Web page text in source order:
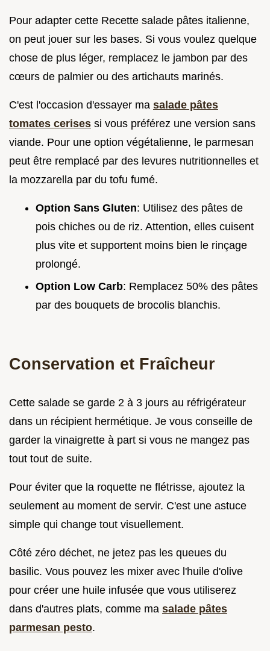
Pour adapter cette Recette salade pâtes italienne,
on peut jouer sur les bases. Si vous voulez quelque
chose de plus léger, remplacez le jambon par des
cœurs de palmier ou des artichauts marinés.
C'est l'occasion d'essayer ma salade pâtes
tomates cerises si vous préférez une version sans
viande. Pour une option végétalienne, le parmesan
peut être remplacé par des levures nutritionnelles et
la mozzarella par du tofu fumé.
Option Sans Gluten: Utilisez des pâtes de
pois chiches ou de riz. Attention, elles cuisent
plus vite et supportent moins bien le rinçage
prolongé.
Option Low Carb: Remplacez 50% des pâtes
par des bouquets de brocolis blanchis.
Conservation et Fraîcheur
Cette salade se garde 2 à 3 jours au réfrigérateur
dans un récipient hermétique. Je vous conseille de
garder la vinaigrette à part si vous ne mangez pas
tout tout de suite.
Pour éviter que la roquette ne flétrisse, ajoutez la
seulement au moment de servir. C'est une astuce
simple qui change tout visuellement.
Côté zéro déchet, ne jetez pas les queues du
basilic. Vous pouvez les mixer avec l'huile d'olive
pour créer une huile infusée que vous utiliserez
dans d'autres plats, comme ma salade pâtes
parmesan pesto.